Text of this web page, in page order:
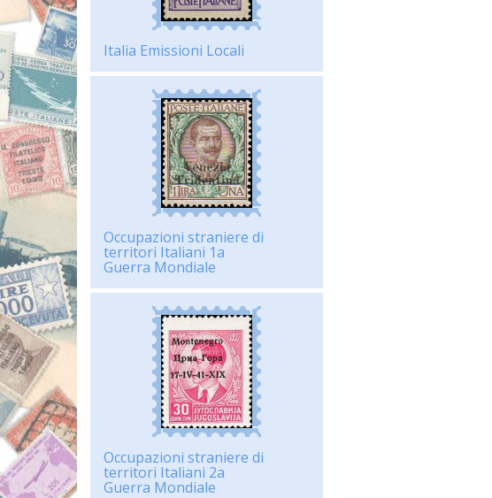
Italia Emissioni Locali
Occupazioni straniere di
territori Italiani 1a
Guerra Mondiale
Occupazioni straniere di
territori Italiani 2a
Guerra Mondiale